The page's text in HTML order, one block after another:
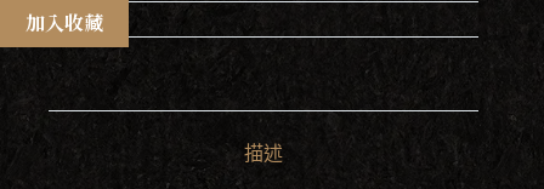
加入收藏
描述